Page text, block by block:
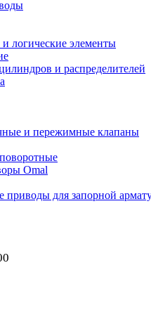
логические элементы
и распределителей
и пережимные клапаны
Omal
приводы для запорной